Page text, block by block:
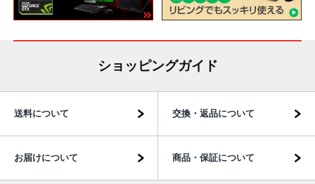
ショッピングガイド
送料について 交換・返品について
お届けについて 商品・保証について